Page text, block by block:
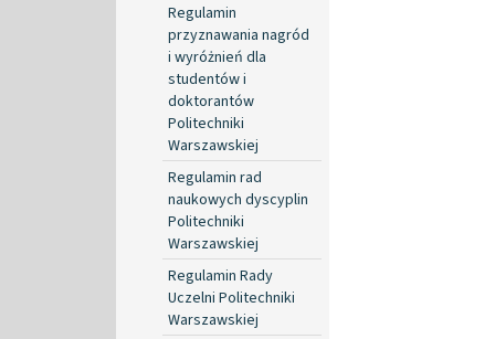
Regulamin
przyznawania nagród
i wyróżnień dla
studentów i
doktorantów
Politechniki
Warszawskiej
Regulamin rad
naukowych dyscyplin
Politechniki
Warszawskiej
Regulamin Rady
Uczelni Politechniki
Warszawskiej